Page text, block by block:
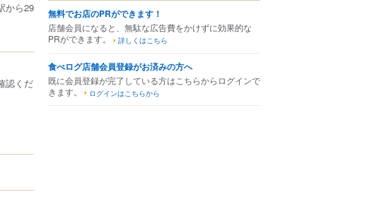
から29
認くだ
無料でお店のPRができます！
店舗会員になると、無駄な広告費をかけずに効果的な
PRができます。
詳しくはこちら
食べログ店舗会員登録がお済みの方へ
既に会員登録が完了している方はこちらからログインで
きます。
ログインはこちらから